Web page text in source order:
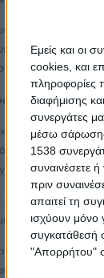
Εμείς και οι
cookies, και
πληροφορίες
διαφήμισης
συνεργάτες
μέσω σάρωσης
1538
συναινέσετε
πριν
απαιτεί τη
ισχύουν μόνο
συγκατάθεσή
"Απορρήτου"
Hafström και
και
κλινική
της
μπορούν να
απορρύθμιση.
φυτικές ίνες,
των
φαρμακευτική
χωρίς γλουτένη,